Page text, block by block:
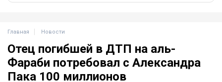
Главная Новости
Отец погибшей в ДТП на аль-
Фараби потребовал с Александра
Пака 100 миллионов